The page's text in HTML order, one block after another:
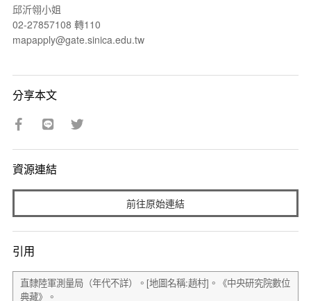
邱沂翎小姐
02-27857108 轉110
mapapply@gate.sinica.edu.tw
分享本文
資源連結
前往原始連結
引用